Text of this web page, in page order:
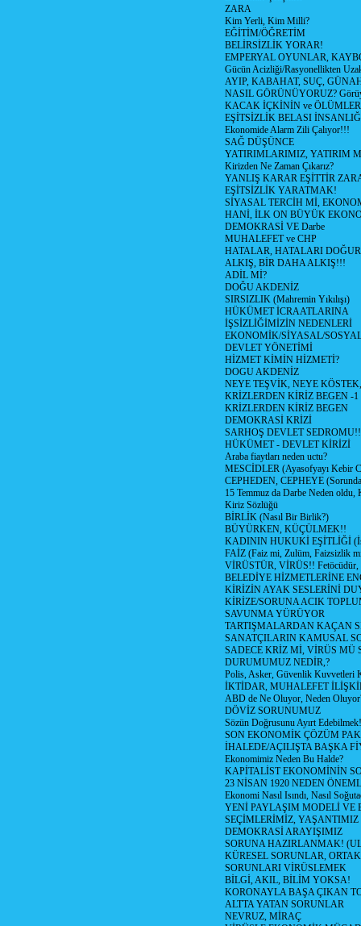
ZARA
Kim Yerli, Kim Milli?
EĞİTİM/ÖĞRETİM
BELİRSİZLİK YORAR!
EMPERYAL OYUNLAR,
Gücün Acizliği/Rasyonellikten
AYIP, KABAHAT, SUÇ,
NASIL GÖRÜNÜYORUZ?
KACAK İÇKİNİN ve
EŞİTSİZLİK BELASI
Ekonomide Alarm Zili Çalıyor!!!
SAĞ DÜŞÜNCE
YATIRIMLARIMIZ, YATIRIM
Kirizden Ne Zaman Çıkarız?
YANLIŞ KARAR EŞİTTİR
EŞİTSİZLİK YARATMAK!
SİYASAL TERCİH Mİ,
HANİ, İLK ON BÜYÜK
DEMOKRASİ VE Darbe
MUHALEFET ve CHP
HATALAR, HATALARI
ALKIŞ, BİR DAHA ALKIŞ!!!
ADİL Mİ?
DOĞU AKDENİZ
SIRSIZLIK (Mahremin Yıkılışı)
HÜKÜMET İCRAATLARINA
İŞSİZLİĞİMİZİN NEDENLERİ
EKONOMİK/SİYASAL/
DEVLET YÖNETİMİ
HİZMET KİMİN HİZMETİ?
DOGU AKDENİZ
NEYE TEŞVİK, NEYE
KRİZLERDEN KİRİZ BEGEN -1
KRİZLERDEN KİRİZ BEGEN
DEMOKRASİ KRİZİ
SARHOŞ DEVLET SEDROMU!!
HÜKÜMET - DEVLET KİRİZİ
Araba fiaytları neden uctu?
MESCİDLER (Ayasofyayı Kebir
CEPHEDEN, CEPHEYE
15 Temmuz da Darbe Neden oldu,
Kiriz Sözlüğü
BİRLİK (Nasıl Bir Birlik?)
BÜYÜRKEN, KÜÇÜLMEK!!
KADININ HUKUKİ EŞİTLİĞİ
FAİZ (Faiz mi, Zulüm, Faizsizlik
VİRÜSTÜR, VİRÜS!! Fetöcüdür,
BELEDİYE HİZMETLERİNE
KİRİZİN AYAK SESLERİNİ
KİRİZE/SORUNA ACIK
SAVUNMA YÜRÜYOR
TARTIŞMALARDAN KAÇAN
SANATÇILARIN KAMUSAL
SADECE KRİZ Mİ, VİRÜS MÜ
DURUMUMUZ NEDİR,?
Polis, Asker, Güvenlik Kuvvetleri
İKTİDAR, MUHALEFET
ABD de Ne Oluyor, Neden
DÖVİZ SORUNUMUZ
Sözün Doğrusunu Ayırt Edebilmek!
SON EKONOMİK ÇÖZÜM
İHALEDE/AÇILIŞTA BAŞKA
Ekonomimiz Neden Bu Halde?
KAPİTALİST EKONOMİNİN
23 NİSAN 1920 NEDEN
Ekonomi Nasıl Isındı, Nasıl
YENİ PAYLAŞIM MODELİ VE
SEÇİMLERİMİZ, YAŞANTIMIZ
DEMOKRASİ ARAYIŞIMIZ
SORUNA HAZIRLANMAK!
KÜRESEL SORUNLAR,
SORUNLARI VİRÜSLEMEK
BİLGİ, AKIL, BİLİM YOKSA!
KORONAYLA BAŞA ÇIKAN
ALTTA YATAN SORUNLAR
NEVRUZ, MİRAÇ